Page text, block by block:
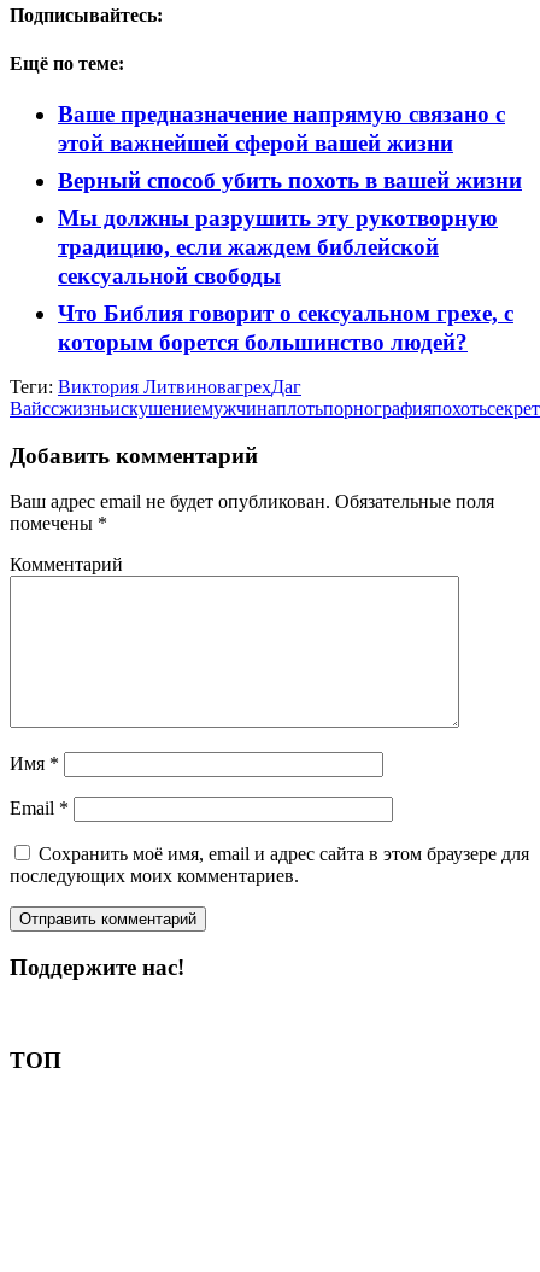
Подписывайтесь:
Ещё по теме:
Ваше предназначение напрямую связано с
этой важнейшей сферой вашей жизни
Верный способ убить похоть в вашей жизни
Мы должны разрушить эту рукотворную
традицию, если жаждем библейской
сексуальной свободы
Что Библия говорит о сексуальном грехе, с
которым борется большинство людей?
Теги: Виктория ЛитвиновагрехДаг
Вайссжизньискушениемужчинаплотьпорнографияпохотьсекрет
Добавить комментарий
Ваш адрес email не будет опубликован. Обязательные поля
помечены *
Комментарий
Имя *
Email *
Сохранить моё имя, email и адрес сайта в этом браузере для
последующих моих комментариев.
Поддержите нас!
ТОП